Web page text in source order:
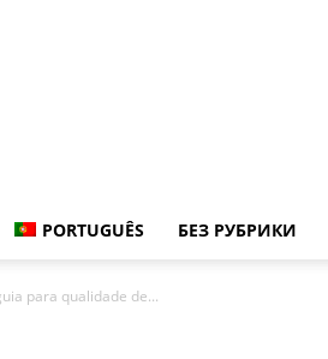
PORTUGUÊS БЕЗ РУБРИКИ
para qualidade de...